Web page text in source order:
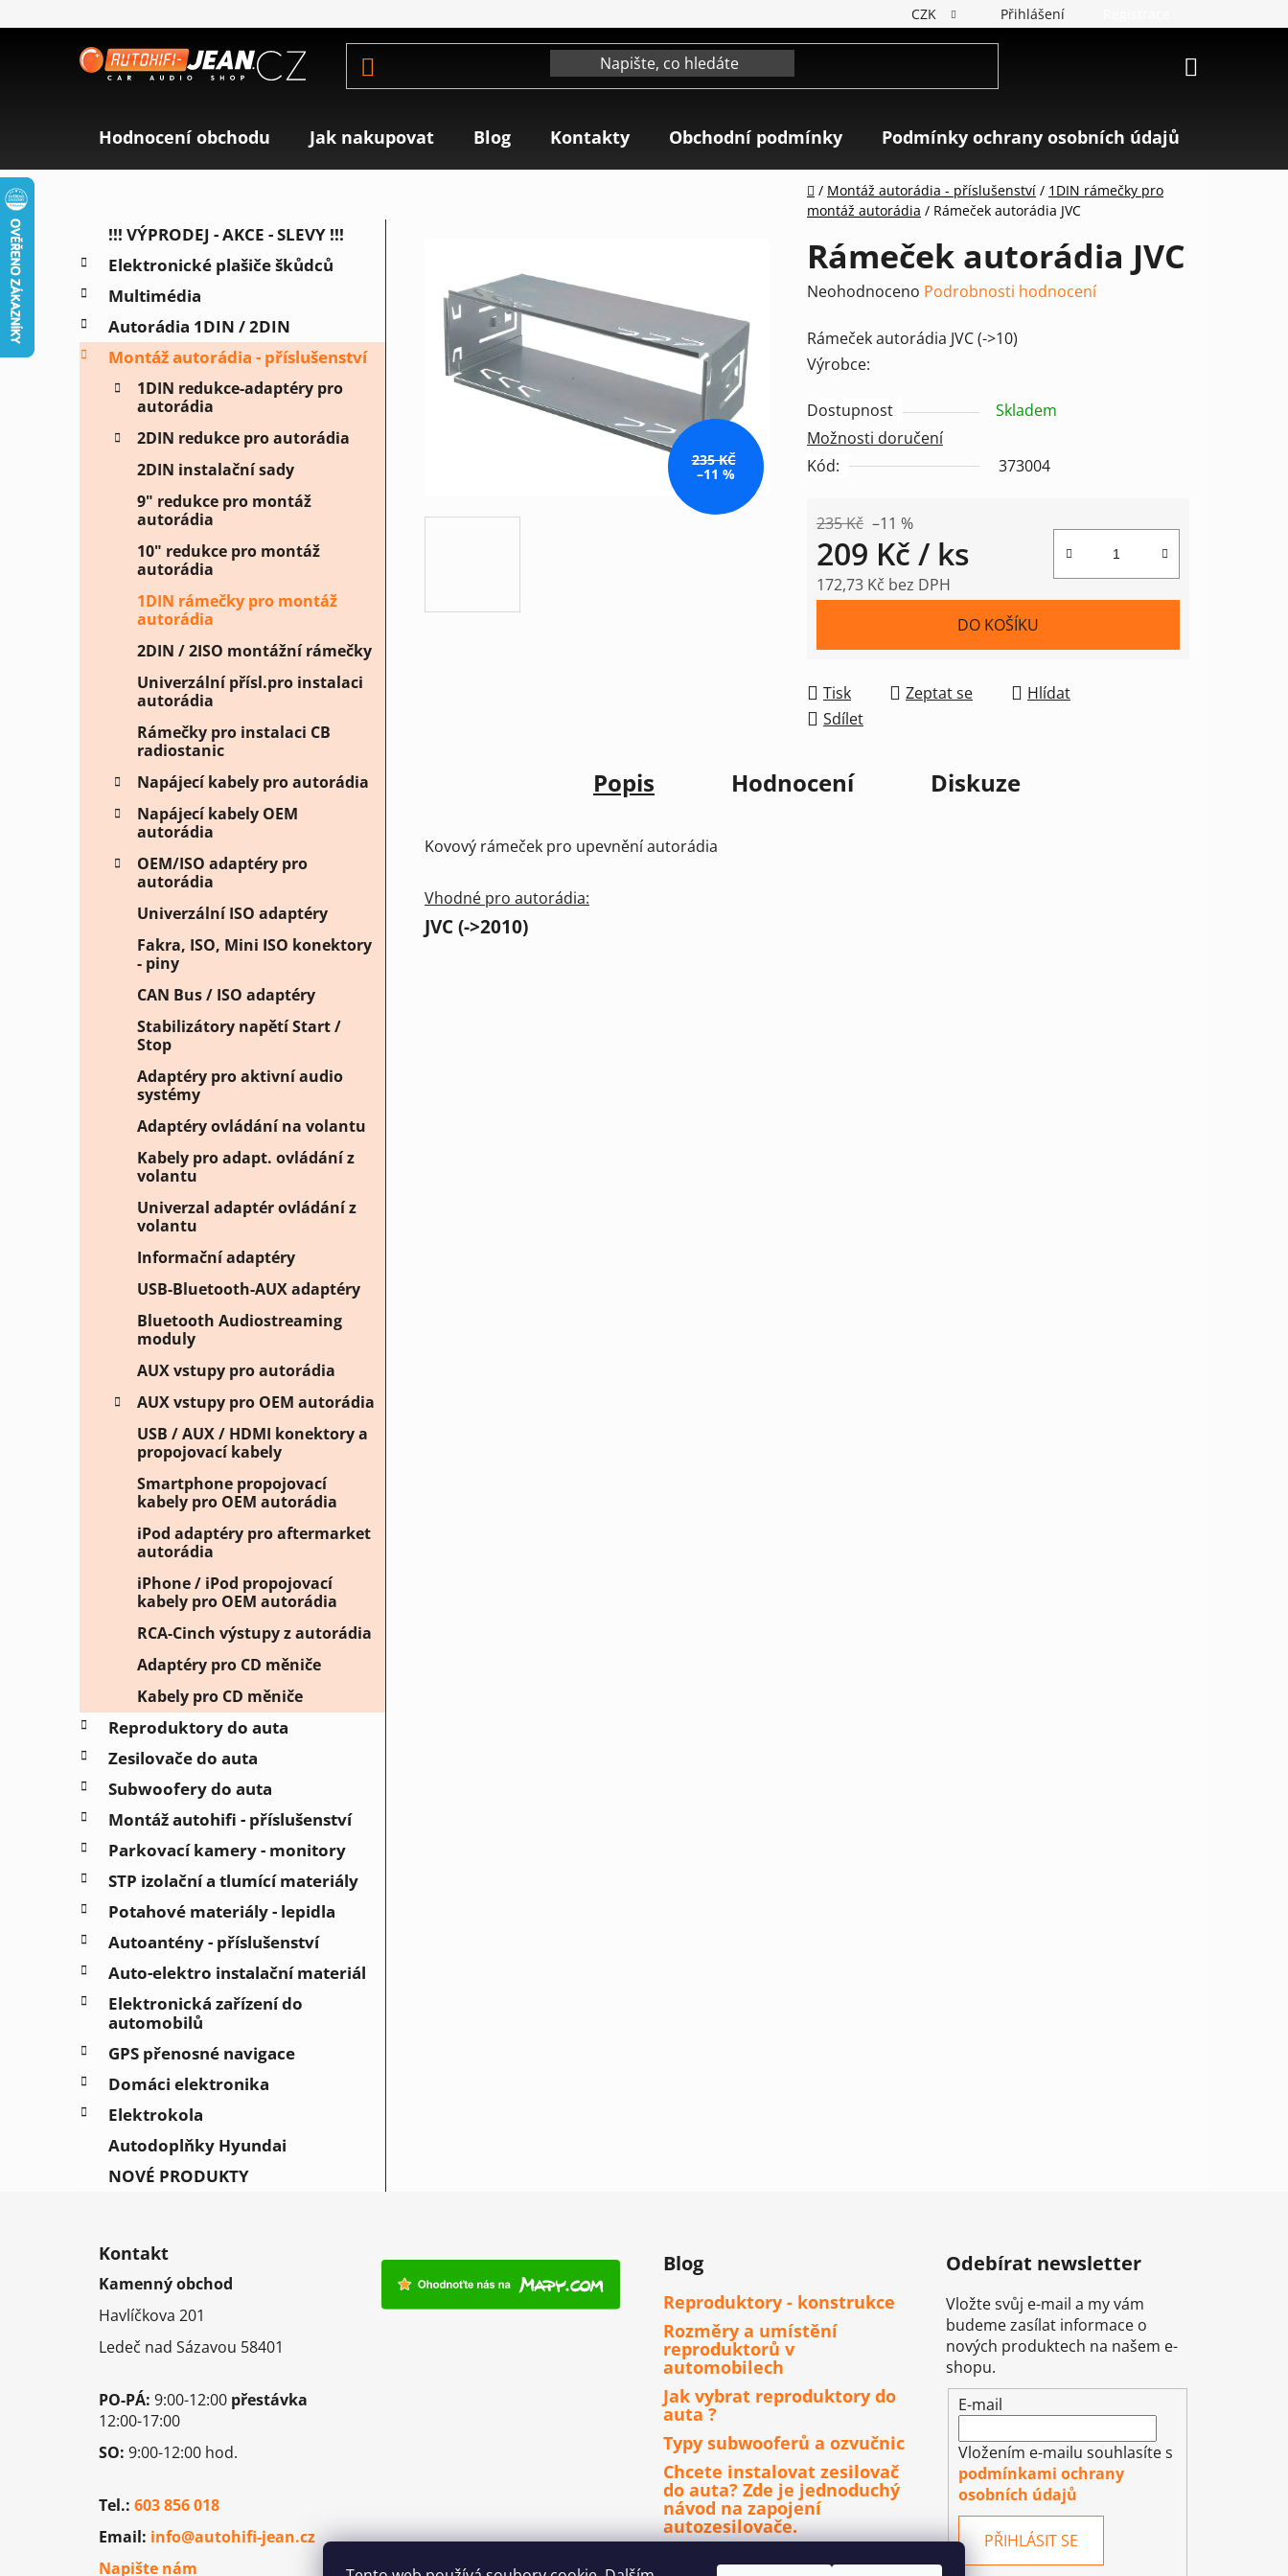
na
CZK Přihlášení
Hodnocení obchodu Jak nakupovat Blog Kontakty Obchodní podmínky Podmínky ochrany osobních údajů
Domů
/ Montáž autorádia - příslušenství / 1DIN rámečky pro
montáž autorádia / Rámeček autorádia JVC
o
t
r
a
Přeskočit
t
e
g
o
r
!!! VÝPRODEJ - AKCE - SLEVY !!!
Elektronické plašiče škůdců
Multimédia
Autorádia 1DIN / 2DIN
Montáž autorádia - příslušenství
1DIN redukce-adaptéry pro
autorádia
2DIN redukce pro autorádia
2DIN instalační sady
9" redukce pro montáž
autorádia
10" redukce pro montáž
autorádia
1DIN rámečky pro montáž
autorádia
2DIN / 2ISO montážní rámečky
Univerzální přísl.pro instalaci
autorádia
Rámečky pro instalaci CB
radiostanic
Napájecí kabely pro autorádia
Napájecí kabely OEM
autorádia
OEM/ISO adaptéry pro
autorádia
Univerzální ISO adaptéry
Fakra, ISO, Mini ISO konektory
- piny
CAN Bus / ISO adaptéry
Stabilizátory napětí Start /
Stop
Adaptéry pro aktivní audio
systémy
Adaptéry ovládání na volantu
Kabely pro adapt. ovládání z
volantu
Univerzal adaptér ovládání z
volantu
Informační adaptéry
USB-Bluetooth-AUX adaptéry
Bluetooth Audiostreaming
moduly
AUX vstupy pro autorádia
AUX vstupy pro OEM autorádia
USB / AUX / HDMI konektory a
propojovací kabely
Smartphone propojovací
kabely pro OEM autorádia
iPod adaptéry pro aftermarket
autorádia
iPhone / iPod propojovací
kabely pro OEM autorádia
RCA-Cinch výstupy z autorádia
Adaptéry pro CD měniče
Kabely pro CD měniče
Reproduktory do auta
Zesilovače do auta
Subwoofery do auta
Montáž autohifi - příslušenství
Parkovací kamery - monitory
STP izolační a tlumící materiály
Potahové materiály - lepidla
Autoantény - příslušenství
Auto-elektro instalační materiál
Elektronická zařízení do
automobilů
GPS přenosné navigace
Domáci elektronika
Elektrokola
Autodoplňky Hyundai
NOVÉ PRODUKTY
Rámeček autorádia JVC
Průměrné
produktu
je
z
5
hvězdiček.
Neohodnoceno Podrobnosti hodnocení
Rámeček autorádia JVC (->10)
Výrobce:
Dostupnost
Skladem
Možnosti doručení
Kód:
373004
235 Kč –11 %
209 Kč / ks
172,73 Kč bez DPH
DO KOŠÍKU
Tisk Zeptat se
Hlídat
Sdílet
235 KČ
–11 %
Popis Hodnocení Diskuze
Kovový rámeček pro upevnění autorádia
Vhodné pro autorádia:
JVC (->2010)
Kontakt
Kamenný obchod
Havlíčkova 201
Ledeč nad Sázavou 58401
PO-PÁ: 9:00-12:00 přestávka
12:00-17:00
SO: 9:00-12:00 hod.
Tel.: 603 856 018
Email: info@autohifi-jean.cz
Napište nám
Blog
Reproduktory - konstrukce
Rozměry a umístění
reproduktorů v
automobilech
Jak vybrat reproduktory do
auta ?
Typy subwooferů a ozvučnic
Chcete instalovat zesilovač
do auta? Zde je jednoduchý
návod na zapojení
autozesilovače.
Odebírat newsletter
Vložte svůj e-mail a my vám
budeme zasílat informace o
nových produktech na našem e-
shopu.
E-mail
Vložením e-mailu souhlasíte s
podmínkami ochrany
osobních údajů
PŘIHLÁSIT SE